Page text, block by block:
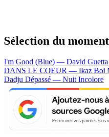
Sélection du moment
I'm Good (Blue) — David Guetta
DANS LE COEUR — Ikaz Boi
Dadju Dépassé — Nuit Incolore